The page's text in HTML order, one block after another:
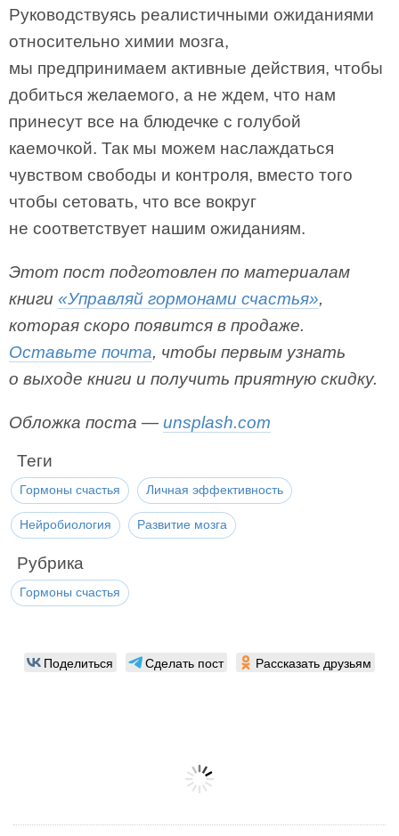
Руководствуясь реалистичными ожиданиями
относительно химии мозга,
мы предпринимаем активные действия, чтобы
добиться желаемого, а не ждем, что нам
принесут все на блюдечке с голубой
каемочкой. Так мы можем наслаждаться
чувством свободы и контроля, вместо того
чтобы сетовать, что все вокруг
не соответствует нашим ожиданиям.
Этот пост подготовлен по материалам
книги «Управляй гормонами счастья»,
которая скоро появится в продаже.
Оставьте почта, чтобы первым узнать
о выходе книги и получить приятную скидку.
Обложка поста — unsplash.com
Теги
Гормоны счастья Личная эффективность
Нейробиология Развитие мозга
Рубрика
Гормоны счастья
Поделиться Сделать пост Рассказать друзьям